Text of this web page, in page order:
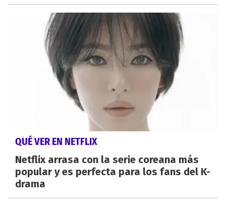
QUÉ VER EN NETFLIX
Netflix arrasa con la serie coreana más
popular y es perfecta para los fans del K-
drama